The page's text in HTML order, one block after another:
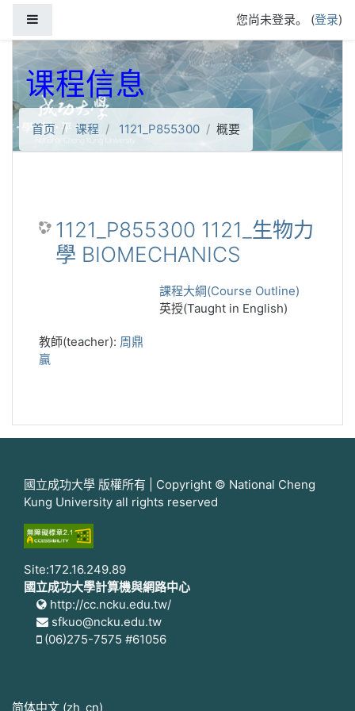
您尚未登录。 (登录)
课程信息
首页 课程 1121_P855300 概要
1121_P855300 1121_生物力
學 BIOMECHANICS
課程大綱(Course Outline)
英授(Taught in English)
教師(teacher): 周鼎
贏
國立成功大學 版權所有 | Copyright © National Cheng
Kung University all rights reserved
Site:172.16.249.89
國立成功大學計算機與網路中心
http://cc.ncku.edu.tw/
sfkuo@ncku.edu.tw
(06)275-7575 #61056
简体中文 ‎(zh_cn)‎